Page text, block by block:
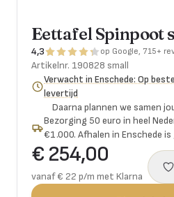
Eettafel Spinpoot
4,3 op Google, 715+
Artikelnr. 190828 small
Verwacht in Enschede: Op
levertijd
Daarna plannen we samen
Bezorging 50 euro in heel
€1.000. Afhalen in Enschede
€ 254,00
vanaf € 22 p/m met Klarna